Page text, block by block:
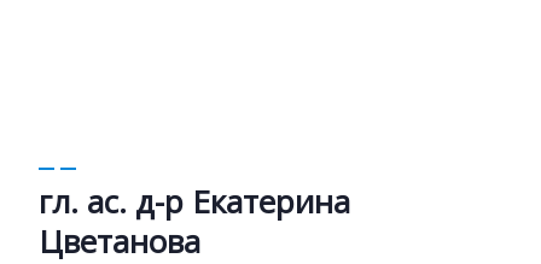
гл. ас. д-р Екатерина
Цветанова